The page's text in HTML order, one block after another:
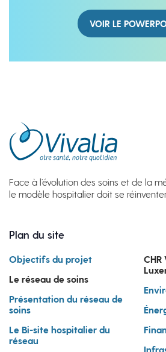
VOIR LE
Face à l’évolution des soins et de la
le modèle hospitalier doit se
Plan du site
Objectifs du projet
Le réseau de soins
Présentation du réseau de
soins
Le Bi-site hospitalier du
réseau